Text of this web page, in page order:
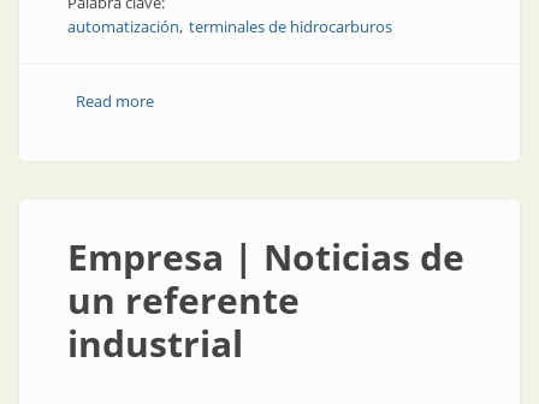
automatización terminales de hidrocarburos
Read moreabout Terminales | Para el verano: webinars para la
Empresa | Noticias de
un referente
industrial